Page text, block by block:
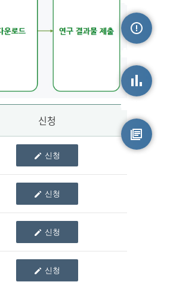
신청
신청
신청
신청
신청